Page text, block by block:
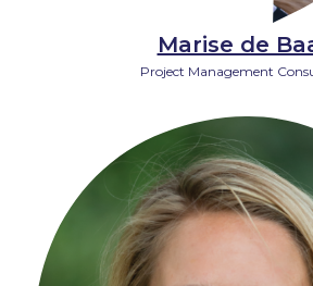
Marise de
Project Management